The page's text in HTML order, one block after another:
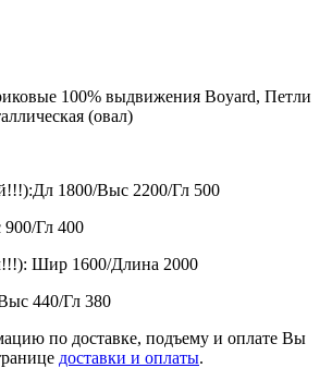
100% выдвижения Boyard, Петли
(овал)
1800/Выс 2200/Гл 500
Гл 400
Шир 1600/Длина 2000
440/Гл 380
по доставке, подъему и оплате Вы
доставки и оплаты.